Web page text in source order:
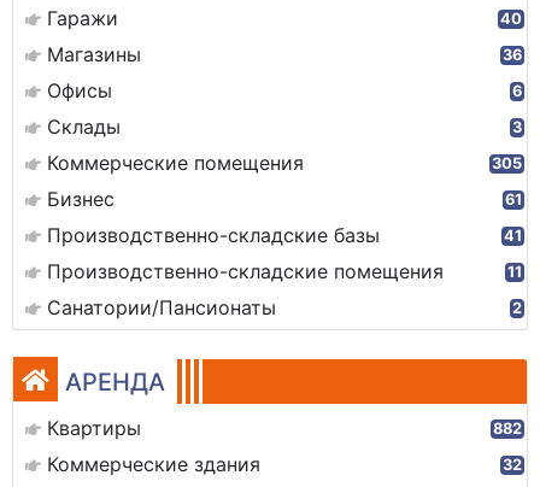
Гаражи 40
Магазины 36
Офисы 6
Склады 3
Коммерческие помещения 305
Бизнес 61
Производственно-складские базы 41
Производственно-складские помещения 11
Санатории/Пансионаты 2
АРЕНДА
Квартиры 882
Коммерческие здания 32